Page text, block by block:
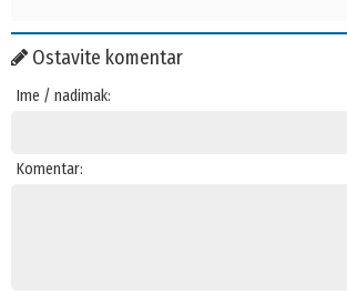
Ostavite komentar
Ime / nadimak:
Komentar: